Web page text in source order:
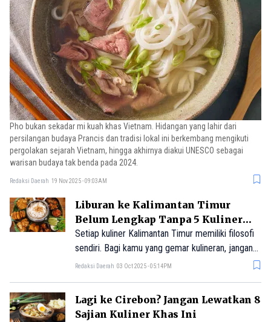
Pho bukan sekadar mi kuah khas Vietnam. Hidangan yang lahir dari
persilangan budaya Prancis dan tradisi lokal ini berkembang mengikuti
pergolakan sejarah Vietnam, hingga akhirnya diakui UNESCO sebagai
warisan budaya tak benda pada 2024.
Redaksi Daerah 19 Nov 2025 - 09:03AM
Liburan ke Kalimantan Timur
Belum Lengkap Tanpa 5 Kuliner
Khas Ini
Setiap kuliner Kalimantan Timur memiliki filosofi
sendiri. Bagi kamu yang gemar kulineran, jangan
lupa untuk mampir ke Kalimantan Timur untuk
Redaksi Daerah 03 Oct 2025 - 05:14PM
Lagi ke Cirebon? Jangan Lewatkan 8
Sajian Kuliner Khas Ini